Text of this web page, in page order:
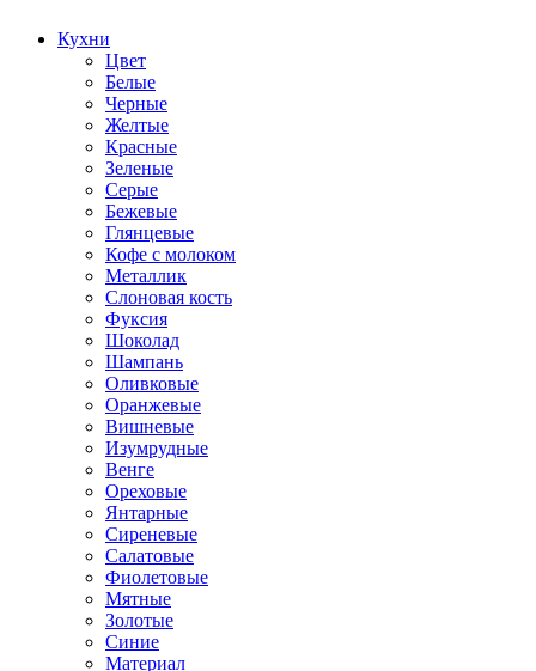
Кухни
Цвет
Белые
Черные
Желтые
Красные
Зеленые
Серые
Бежевые
Глянцевые
Кофе с молоком
Металлик
Слоновая кость
Фуксия
Шоколад
Шампань
Оливковые
Оранжевые
Вишневые
Изумрудные
Венге
Ореховые
Янтарные
Сиреневые
Салатовые
Фиолетовые
Мятные
Золотые
Синие
Материал